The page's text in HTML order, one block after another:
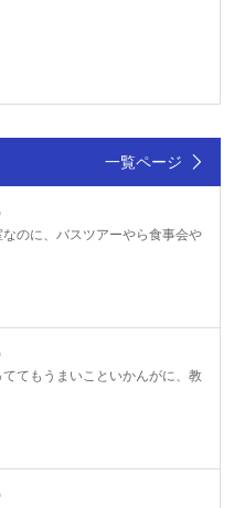
一覧ページ
のに、バスツアーやら食事会や
てもうまいこといかんがに、教